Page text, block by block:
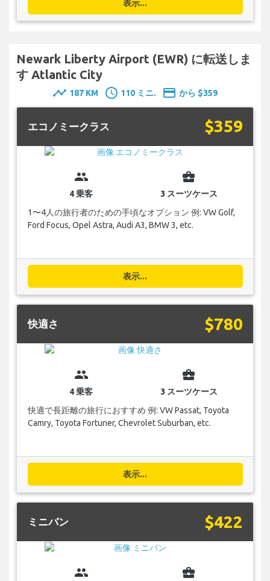
表示...
Newark Liberty Airport (EWR) に転送しま
す Atlantic City
timeline 187 KM schedule 110 ミニ. payment から $359
エコノミークラス $359
group
4 乗客
business_center
3 スーツケース
1〜4人の旅行者のための手頃なオプション 例: VW Golf,
Ford Focus, Opel Astra, Audi A3, BMW 3, etc.
表示...
快適さ $780
group
4 乗客
business_center
3 スーツケース
快適で長距離の旅行におすすめ 例: VW Passat, Toyota
Camry, Toyota Fortuner, Chevrolet Suburban, etc.
表示...
ミニバン $422
group business_center